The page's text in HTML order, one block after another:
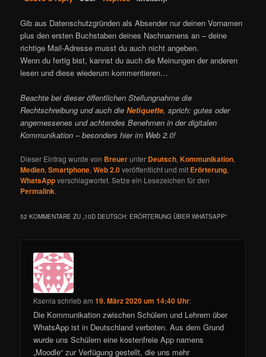
Gib aus Datenschutzgründen als Absender nur deinen Vornamen
plus den ersten Buchstaben deines Nachnamens an – deine
richtige Mail-Adresse musst du auch nicht angeben.
Wenn du fertig bist, kannst du auch die Meinungen der anderen
lesen und diese wiederum kommentieren…
Beachte bei dieser öffentlichen Stellungnahme die
Rechtschreibung und auch dieNetiquette, sprich: gutes oder
angemessenes und achtendes Benehmen in der digitalen
Kommunikation – besonders hier im Web 2.0!
Dieser Eintrag wurde von Breuerunter Deutsch,Kommunikation,
Medien,Smartphone,Web 2.0veröffentlicht und mit Erörterung,
WhatsAppverschlagwortet. Setze ein Lesezeichen für den
Permalink.
52 KOMMENTARE ZU „10D DEUTSCH: ERÖRTERUNG ÜBER WHATSAPP“
Ksenia schriebam19. März 2020 um 14:40 Uhr:
Die Kommunikation zwischen Schülern und Lehrern über
WhatsApp ist in Deutschland verboten. Aus dem Grund
wurde uns Schülern eine kostenfreie App namens
„Moodle“ zur Verfügung gestellt, die uns mehr